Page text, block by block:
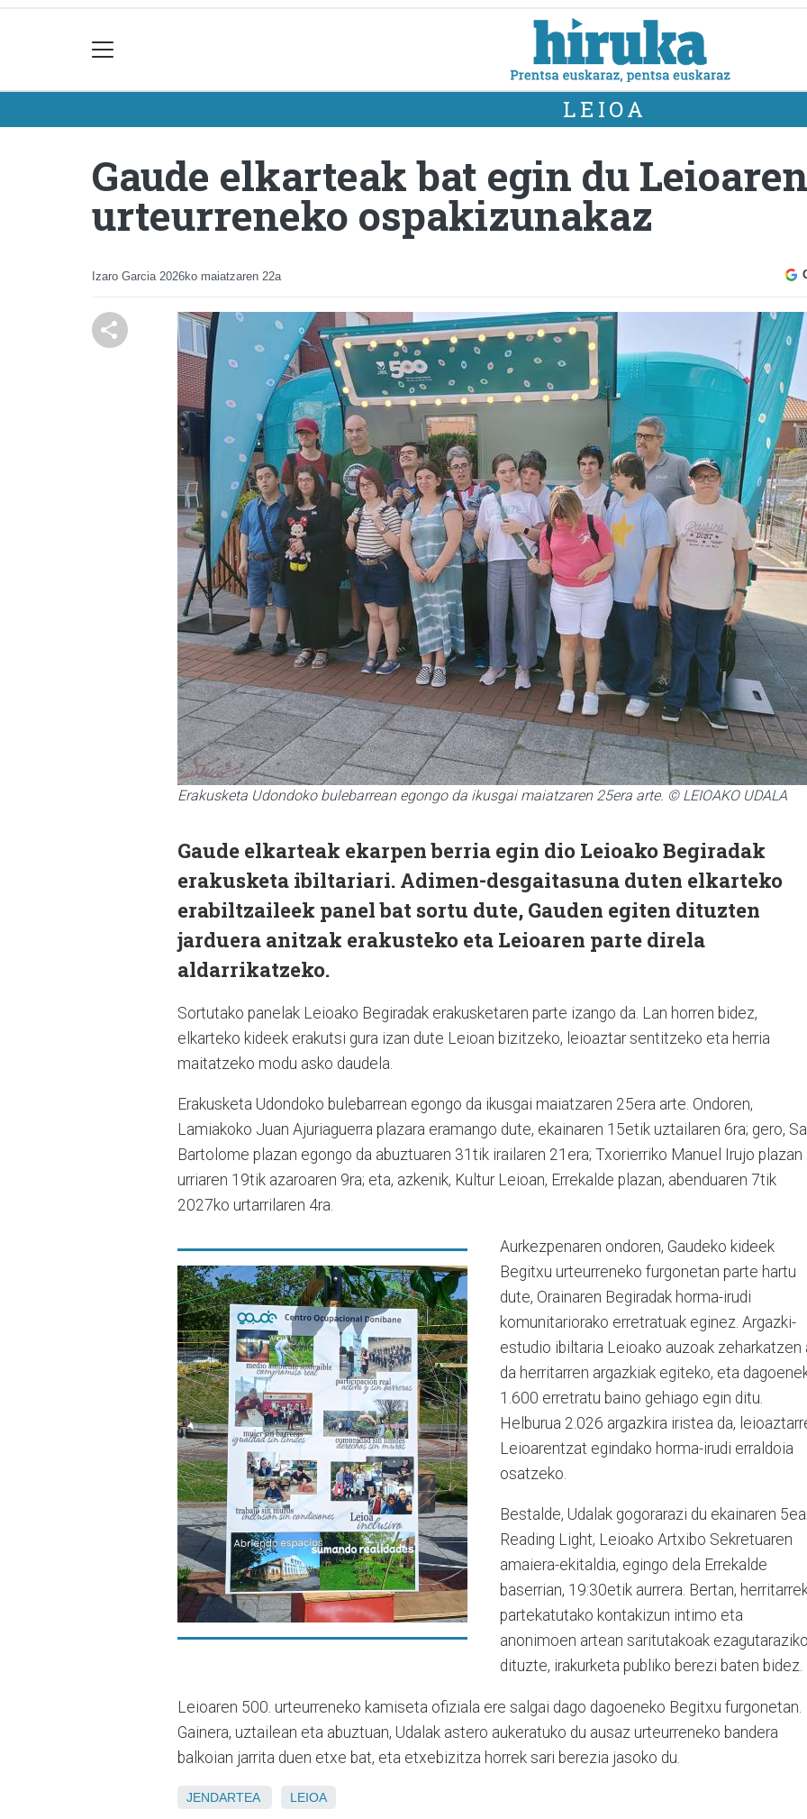
LEIOA
Gaude elkarteak bat egin du
urteurreneko ospakizunakaz
Izaro Garcia 2026ko maiatzaren 22a
Erakusketa Udondoko bulebarrean egongo da ikusgai maiatzaren 25era arte. © LEIOAKO UDALA
Gaude elkarteak ekarpen berria egin dio Leioako Begiradak
erakusketa ibiltariari. Adimen-desgaitasuna duten elkarteko
erabiltzaileek panel bat sortu dute, Gauden egiten dituzten
jarduera anitzak erakusteko eta Leioaren parte direla
aldarrikatzeko.
Sortutako panelak Leioako Begiradak erakusketaren parte izango da. Lan horren bidez,
elkarteko kideek erakutsi gura izan dute Leioan bizitzeko, leioaztar sentitzeko eta herria
maitatzeko modu asko daudela.
Erakusketa Udondoko bulebarrean egongo da ikusgai maiatzaren 25era arte. Ondoren,
Lamiakoko Juan Ajuriaguerra plazara eramango dute, ekainaren 15etik uztailaren 6ra; gero,
Bartolome plazan egongo da abuztuaren 31tik irailaren 21era; Txorierriko Manuel Irujo plazan
urriaren 19tik azaroaren 9ra; eta, azkenik, Kultur Leioan, Errekalde plazan, abenduaren 7tik
2027ko urtarrilaren 4ra.
Aurkezpenaren ondoren, Gaudeko kideek
Begitxu urteurreneko furgonetan parte hartu
dute, Orainaren Begiradak horma-irudi
komunitariorako erretratuak eginez. Argazki-
estudio ibiltaria Leioako auzoak zeharkatzen
da herritarren argazkiak egiteko, eta
1.600 erretratu baino gehiago egin ditu.
Helburua 2.026 argazkira iristea da,
Leioarentzat egindako horma-irudi erraldoia
osatzeko.
Bestalde, Udalak gogorarazi du ekainaren
Reading Light, Leioako Artxibo Sekretuaren
amaiera-ekitaldia, egingo dela Errekalde
baserrian, 19:30etik aurrera. Bertan,
partekatutako kontakizun intimo eta
anonimoen artean saritutakoak ezagutaraziko
dituzte, irakurketa publiko berezi baten bidez.
Leioaren 500. urteurreneko kamiseta ofiziala ere salgai dago dagoeneko Begitxu furgonetan.
Gainera, uztailean eta abuztuan, Udalak astero aukeratuko du ausaz urteurreneko bandera
balkoian jarrita duen etxe bat, eta etxebizitza horrek sari berezia jasoko du.
JENDARTEA LEIOA